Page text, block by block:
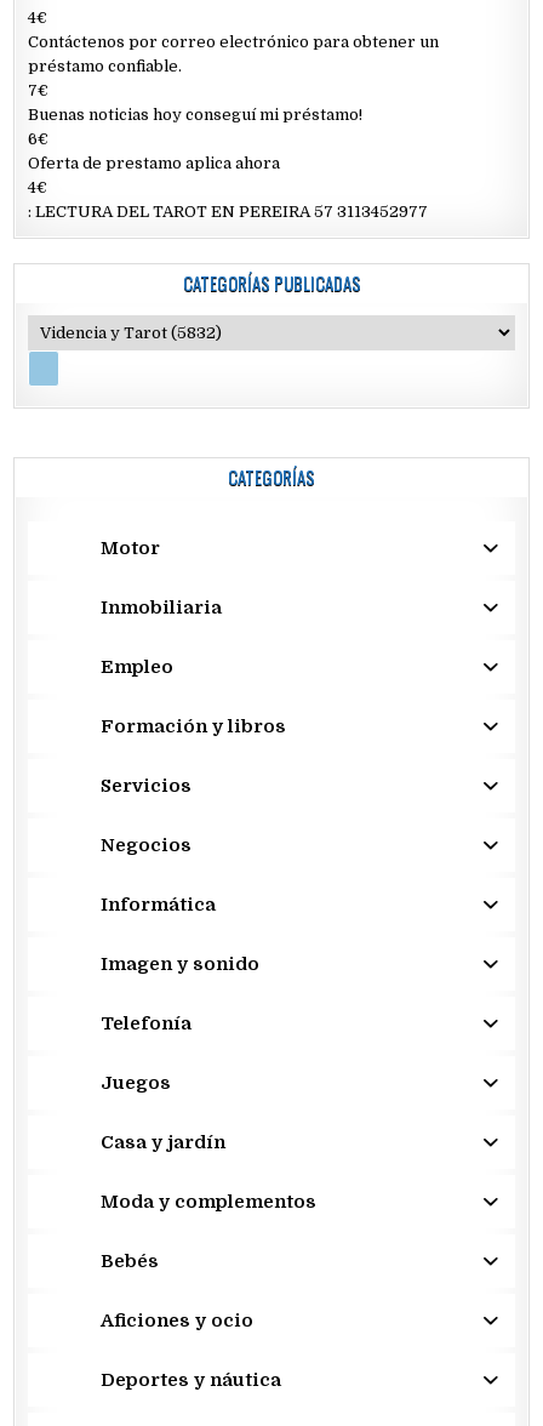
4€
Contáctenos por correo electrónico para obtener un
préstamo confiable.
7€
Buenas noticias hoy conseguí mi préstamo!
6€
Oferta de prestamo aplica ahora
4€
: LECTURA DEL TAROT EN PEREIRA 57 3113452977
CATEGORÍAS PUBLICADAS
CATEGORÍAS
Motor
Inmobiliaria
Empleo
Formación y libros
Servicios
Negocios
Informática
Imagen y sonido
Telefonía
Juegos
Casa y jardín
Moda y complementos
Bebés
Aficiones y ocio
Deportes y náutica